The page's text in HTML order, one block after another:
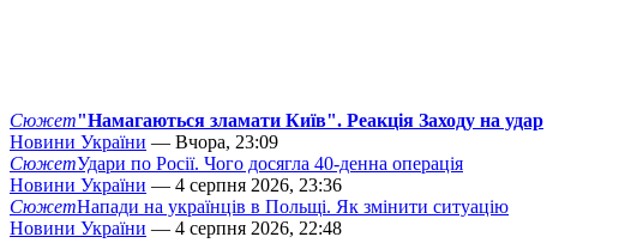
Сюжет"Намагаються зламати Київ". Реакція Заходу на удар
Новини України — Вчора, 23:09
СюжетУдари по Росії. Чого досягла 40-денна операція
Новини України — 4 серпня 2026, 23:36
СюжетНапади на українців в Польщі. Як змінити ситуацію
Новини України — 4 серпня 2026, 22:48